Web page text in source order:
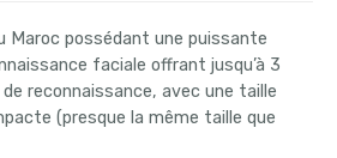
Maroc possédant une puissante
faciale offrant jusqu’à 3
reconnaissance, avec une taille
(presque la même taille que